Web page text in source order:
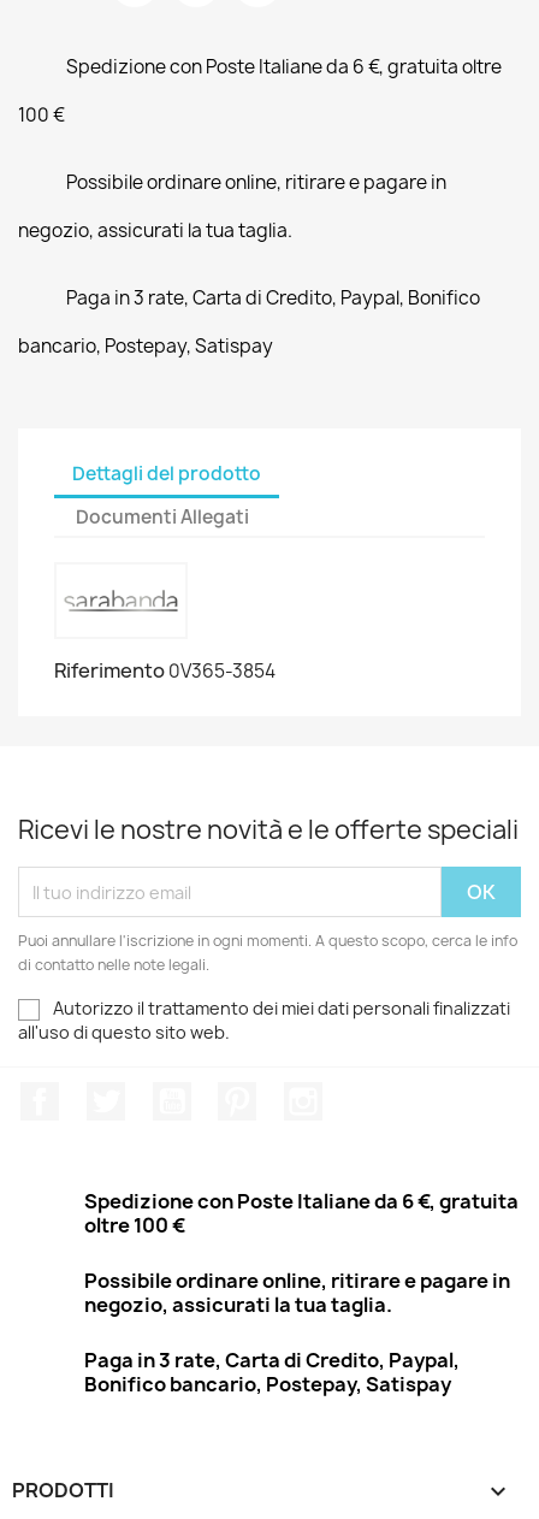
Spedizione con Poste Italiane da 6 €, gratuita oltre
100 €
Possibile ordinare online, ritirare e pagare in
negozio, assicurati la tua taglia.
Paga in 3 rate, Carta di Credito, Paypal, Bonifico
bancario, Postepay, Satispay
Dettagli del prodotto
Documenti Allegati
Riferimento0V365-3854
Ricevi le nostre novità e le offerte speciali
Puoi annullare l'iscrizione in ogni momenti. A questo scopo, cerca le info
di contatto nelle note legali.
Autorizzo il trattamento dei miei dati personali finalizzati
all'uso di questo sito web.
Spedizione con Poste Italiane da 6 €, gratuita
oltre 100 €
Possibile ordinare online, ritirare e pagare in
negozio, assicurati la tua taglia.
Paga in 3 rate, Carta di Credito, Paypal,
Bonifico bancario, Postepay, Satispay
PRODOTTI 